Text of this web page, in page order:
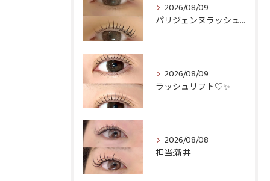
2026/08/09
パリジェンヌラッシュリフト♪
2026/08/09
ラッシュリフト♡✨
2026/08/08
担当:新井